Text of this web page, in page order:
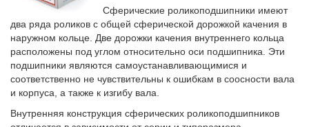
Сферические роликоподшипники имеют
два ряда роликов с общей сферической дорожкой качения в
наружном кольце. Две дорожки качения внутреннего кольца
расположены под углом относительно оси подшипника. Эти
подшипники являются самоустанавливающимися и
соответственно не чувствительны к ошибкам в соосности вала
и корпуса, а также к изгибу вала.
Внутренняя конструкция сферических роликоподшипников